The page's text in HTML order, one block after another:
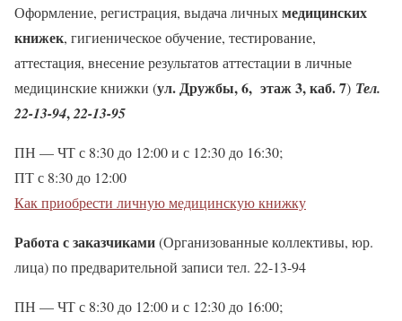
Оформление, регистрация, выдача личныхмедицинских
книжек, гигиеническое обучение, тестирование,
аттестация, внесение результатов аттестации в личные
медицинские книжки (ул. Дружбы, 6, этаж 3, каб. 7) Тел.
22-13-94,22-13-95
ПН — ЧТ с 8:30 до 12:00 и с 12:30 до 16:30;
ПТ с 8:30 до 12:00
Как приобрести личную медицинскую книжку
Работа с заказчиками(Организованные коллективы, юр.
лица) по предварительной записи тел. 22-13-94
ПН — ЧТ с 8:30 до 12:00 и с 12:30 до 16:00;